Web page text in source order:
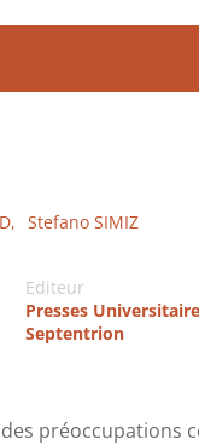
Stefano SIMIZ
Editeur
Presses
Septentrion
préoccupations